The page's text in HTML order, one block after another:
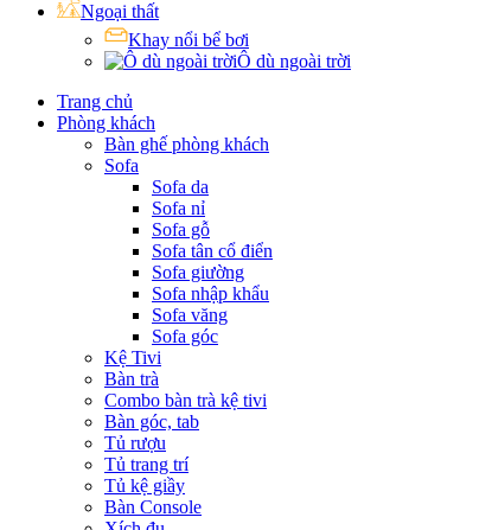
Ngoại thất
Khay nổi bể bơi
Ô dù ngoài trời
Trang chủ
Phòng khách
Bàn ghế phòng khách
Sofa
Sofa da
Sofa nỉ
Sofa gỗ
Sofa tân cổ điển
Sofa giường
Sofa nhập khẩu
Sofa văng
Sofa góc
Kệ Tivi
Bàn trà
Combo bàn trà kệ tivi
Bàn góc, tab
Tủ rượu
Tủ trang trí
Tủ kệ giầy
Bàn Console